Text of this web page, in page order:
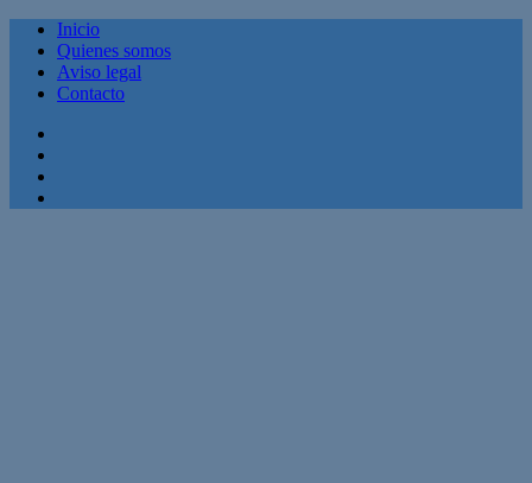
Inicio
Quienes somos
Aviso legal
Contacto